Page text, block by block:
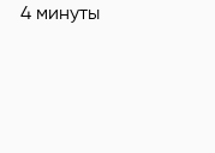
4 минуты